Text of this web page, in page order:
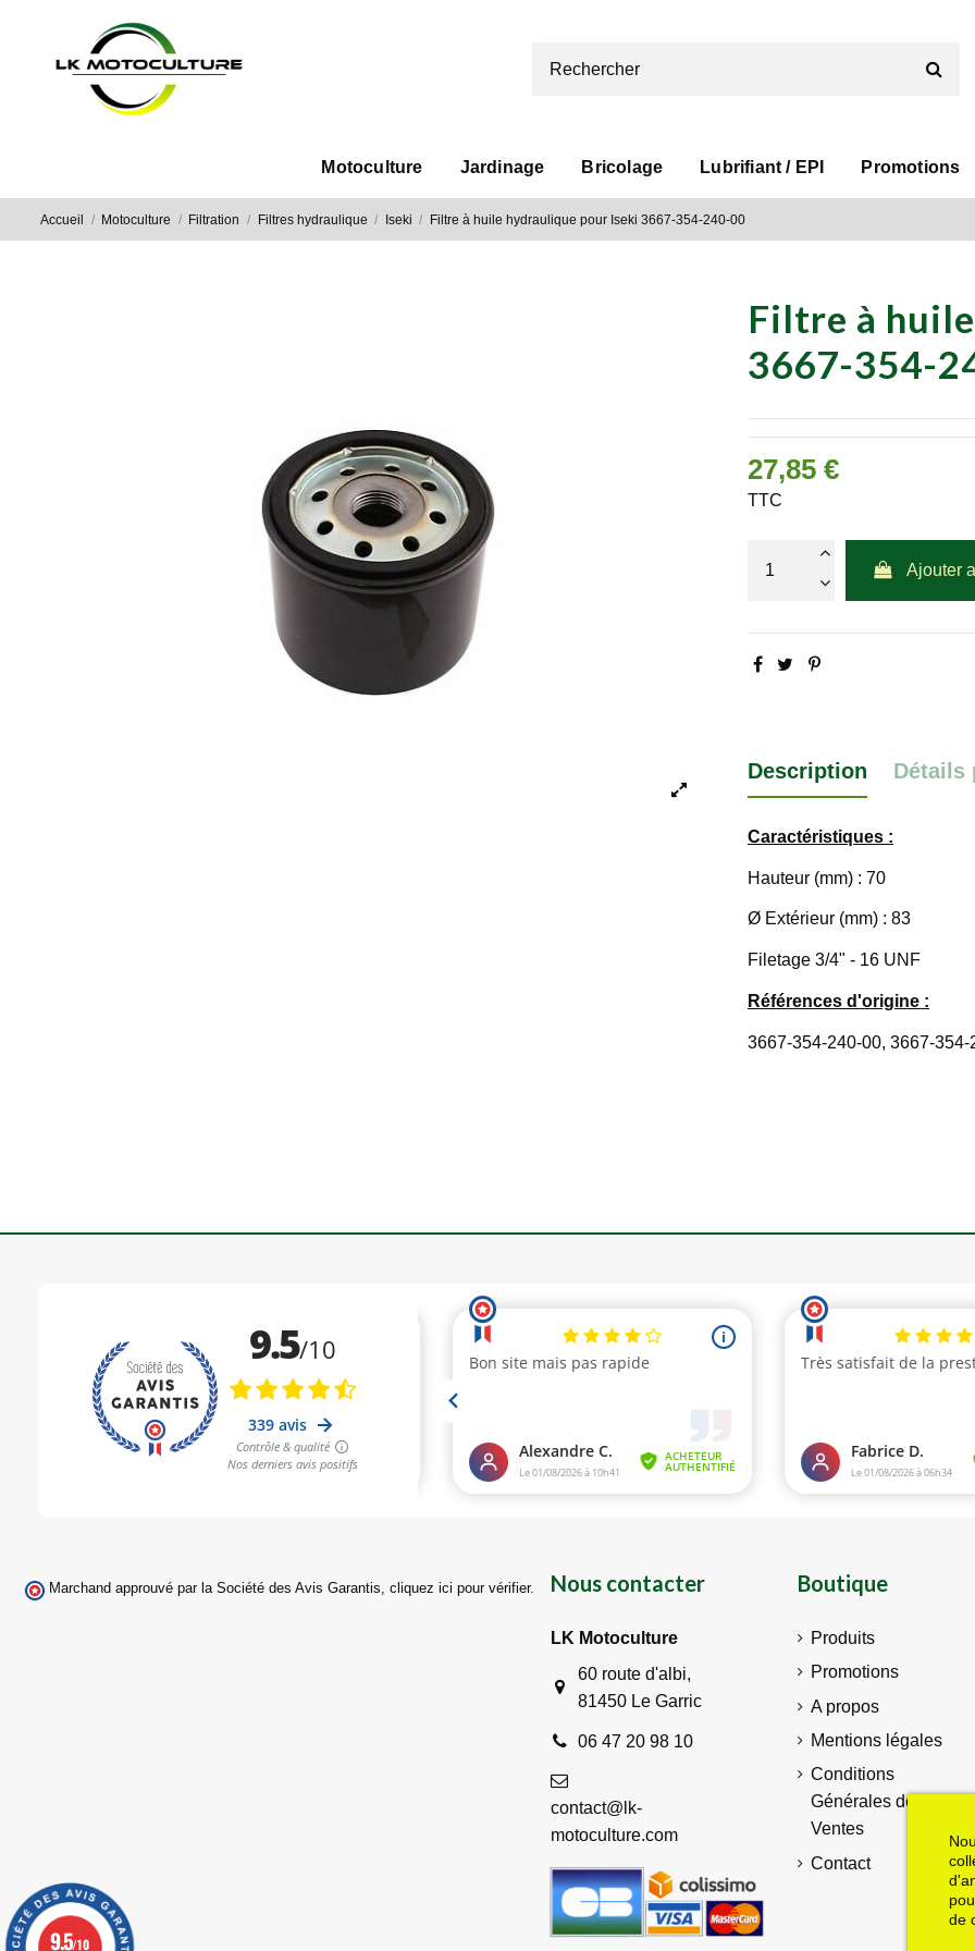
de
Motoculture Jardinage Bricolage Lubrifiant / EPI Promotions
Accueil Motoculture Filtration Filtres hydraulique Iseki Filtre à huile hydraulique pour Iseki 3667-354-240-00
Filtre à
3667-354-
27,85 €
TTC
Ajouter
Description Détails
Caractéristiques :
Hauteur (mm) : 70
Ø Extérieur (mm) : 83
Filetage 3/4" - 16 UNF
Références d'origine :
3667-354-240-00, 3667-
Marchand approuvé par la Société des Avis Garantis, cliquez ici pour vérifier. Nous contacter
LK Motoculture
60 route d'albi,
81450 Le Garric
06 47 20 98 10
contact@lk-
motoculture.com
Boutique
Produits
Promotions
A propos
Mentions légales
Conditions
Générales de
Ventes
Contact
9.5/10